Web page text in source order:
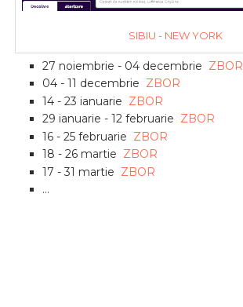
SIBIU - NEW YORK
27 noiembrie - 04 decembrie ZBOR
04 - 11 decembrie ZBOR
14 - 23 ianuarie ZBOR
29 ianuarie - 12 februarie ZBOR
16 - 25 februarie ZBOR
18 - 26 martie ZBOR
17 - 31 martie ZBOR
...